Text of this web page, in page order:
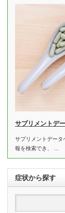
サプリメントデ
サプリメントデータ
報を検索でき、 …
症状から探す